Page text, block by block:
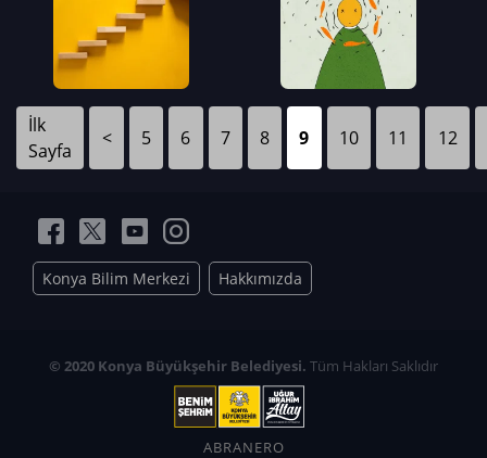
İlk
Sayfa
< 5 6 7 8 9 10 11 12
Konya Bilim Merkezi Hakkımızda
© 2020 Konya Büyükşehir Belediyesi. Tüm Hakları Saklıdır
ABRANERO